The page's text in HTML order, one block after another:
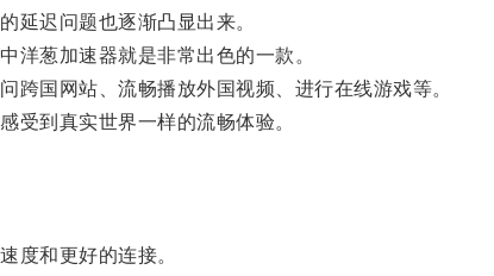
迟问题也逐渐凸显出来。
葱加速器就是非常出色的一款。
国网站、流畅播放外国视频、进行在线游戏等。
到真实世界一样的流畅体验。
和更好的连接。